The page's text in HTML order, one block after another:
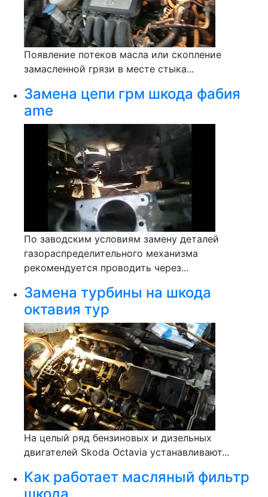
Появление потеков масла или скопление
замасленной грязи в месте стыка...
Замена цепи грм шкода фабия
ame
По заводским условиям замену деталей
газораспределительного механизма
рекомендуется проводить через...
Замена турбины на шкода
октавия тур
На целый ряд бензиновых и дизельных
двигателей Skoda Octavia устанавливают...
Как работает масляный фильтр